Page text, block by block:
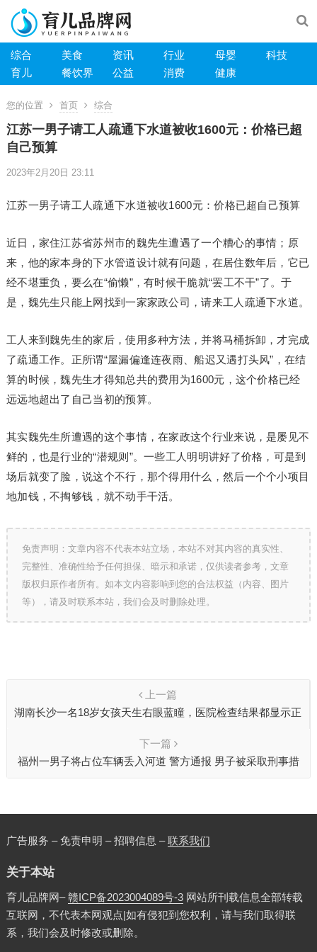
综合 美食 资讯 行业 母婴
科技
育儿
餐饮界 公益 消费 健康
您的位置 首页 综合
江苏一男子请工人疏通下水道被收1600元：价格已超
自己预算
2023年2月20日 23:11
江苏一男子请工人疏通下水道被收1600元：价格已超自己预算
近日，家住江苏省苏州市的魏先生遭遇了一个糟心的事情；原
来，他的家本身的下水管道设计就有问题，在居住数年后，它已
经不堪重负，要么在“偷懒”，有时候干脆就“罢工不干”了。于
是，魏先生只能上网找到一家家政公司，请来工人疏通下水道。
工人来到魏先生的家后，使用多种方法，并将马桶拆卸，才完成
了疏通工作。正所谓“屋漏偏逢连夜雨、船迟又遇打头风”，在结
算的时候，魏先生才得知总共的费用为1600元，这个价格已经
远远地超出了自己当初的预算。
其实魏先生所遭遇的这个事情，在家政这个行业来说，是屡见不
鲜的，也是行业的“潜规则”。一些工人明明讲好了价格，可是到
场后就变了脸，说这个不行，那个得用什么，然后一个个小项目
地加钱，不掏够钱，就不动手干活。
免责声明：文章内容不代表本站立场，本站不对其内容的真实性、
完整性、准确性给予任何担保、暗示和承诺，仅供读者参考，文章
版权归原作者所有。如本文内容影响到您的合法权益（内容、图片
等），请及时联系本站，我们会及时删除处理。
上一篇
湖南长沙一名18岁女孩天生右眼蓝瞳，医院检查结果都显示正
下一篇
福州一男子将占位车辆丢入河道 警方通报 男子被采取刑事措
广告服务 – 免责申明 – 招聘信息 –联系我们
关于本站
育儿品牌网–赣ICP备2023004089号-3网站所刊载信息全部转载
互联网，不代表本网观点|如有侵犯到您权利，请与我们取得联
系，我们会及时修改或删除。